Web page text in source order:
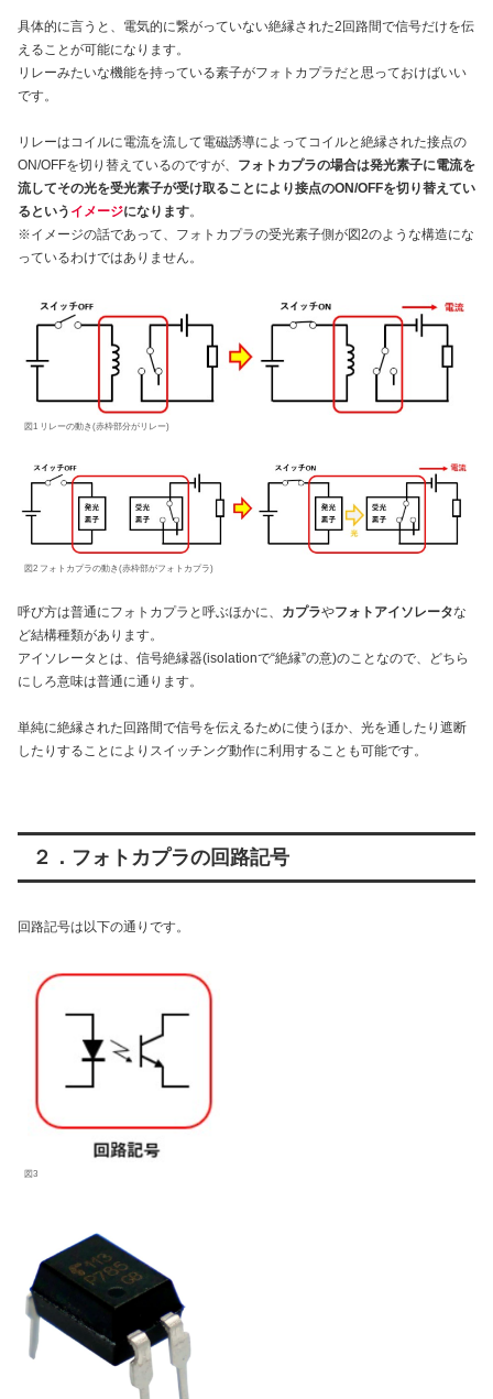
具体的に言うと、電気的に繋がっていない絶縁された2回路間で信号だけを伝
えることが可能になります。
リレーみたいな機能を持っている素子がフォトカプラだと思っておけばいい
です。
リレーはコイルに電流を流して電磁誘導によってコイルと絶縁された接点の
ON/OFFを切り替えているのですが、 フォトカプラの場合は発光素子に電流を
流してその光を受光素子が受け取ることにより接点のON/OFFを切り替えてい
るという イメージになります。
※イメージの話であって、フォトカプラの受光素子側が図2のような構造にな
っているわけではありません。
図1 リレーの動き(赤枠部分がリレー)
図2 フォトカプラの動き(赤枠部がフォトカプラ)
呼び方は普通にフォトカプラと呼ぶほかに、 カプラやフォトアイソレータな
ど結構種類があります。
アイソレータとは、信号絶縁器(isolationで“絶縁”の意)のことなので、どちら
にしろ意味は普通に通ります。
単純に絶縁された回路間で信号を伝えるために使うほか、光を通したり遮断
したりすることによりスイッチング動作に利用することも可能です。
２．フォトカプラの回路記号
回路記号は以下の通りです。
図3